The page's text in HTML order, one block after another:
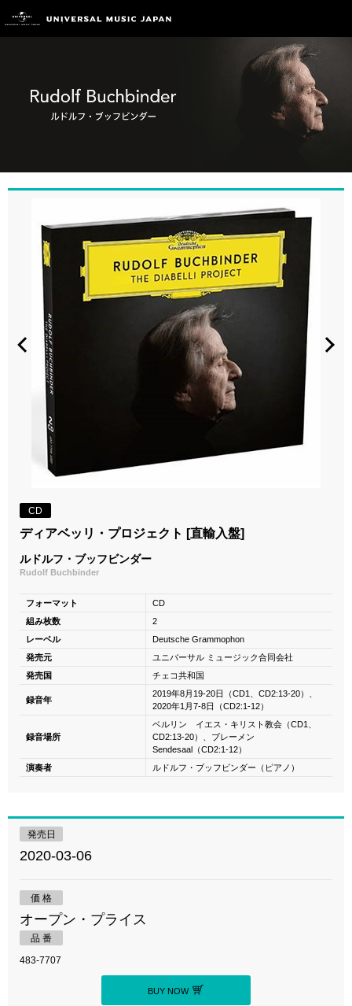
CD
ディアベッリ・プロジェクト [直輸入盤]
ルドルフ・ブッフビンダー
Rudolf Buchbinder
フォーマット
CD
組み枚数
2
レーベル
Deutsche Grammophon
発売元
ユニバーサル ミュージック合同会社
発売国
チェコ共和国
録音年
2019年8月19-20日（CD1、CD2:13-20）、
2020年1月7-8日（CD2:1-12）
録音場所
ベルリン イエス・キリスト教会（CD1、
CD2:13-20）、ブレーメン
Sendesaal（CD2:1-12）
演奏者
ルドルフ・ブッフビンダー（ピアノ）
発売日
2020-03-06
価 格
オープン・プライス
品 番
483-7707
BUY NOW